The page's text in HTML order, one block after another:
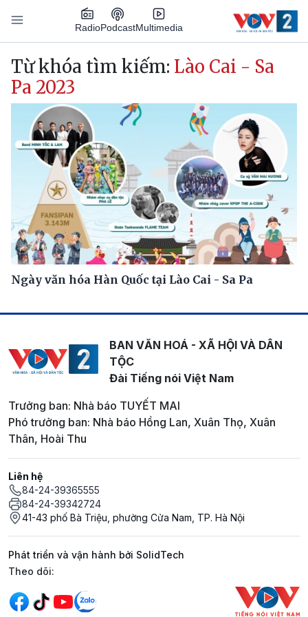
Nhảy đến nội dung
RadioPodcastMultimedia
Main navigation
Từ khóa tìm kiếm: Lào Cai - Sa
Pa 2023
Ngày văn hóa Hàn Quốc tại Lào Cai - Sa Pa
BAN VĂN HOÁ - XÃ HỘI VÀ DÂN
TỘC
Đài Tiếng nói Việt Nam
Trưởng ban: Nhà báo TUYẾT MAI
Phó trưởng ban: Nhà báo Hồng Lan, Xuân Thọ, Xuân
Thân, Hoài Thu
Liên hệ
84-24-39365555
84-24-39342724
41-43 phố Bà Triệu, phường Cửa Nam, TP. Hà Nội
Phát triển và vận hành bởi SolidTech
Mạng xã hội
Theo dõi: